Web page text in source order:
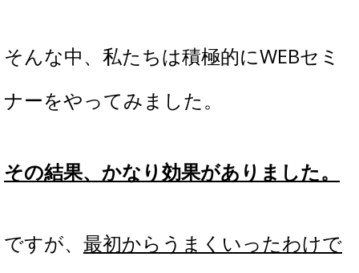
そんな中、私たちは積極的にWEBセミ
ナーをやってみました。
その結果、かなり効果がありました。
ですが、 最初からうまくいったわけで